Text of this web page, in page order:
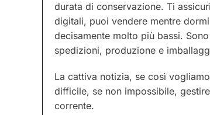
durata di conservazione. Ti
digitali, puoi vendere mentre
decisamente molto più bassi.
spedizioni, produzione e
La cattiva notizia, se così
difficile, se non impossibile,
corrente.